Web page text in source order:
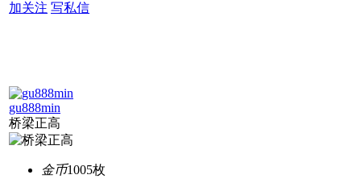
加关注 写私信
gu888min
桥梁正高
金币1005枚